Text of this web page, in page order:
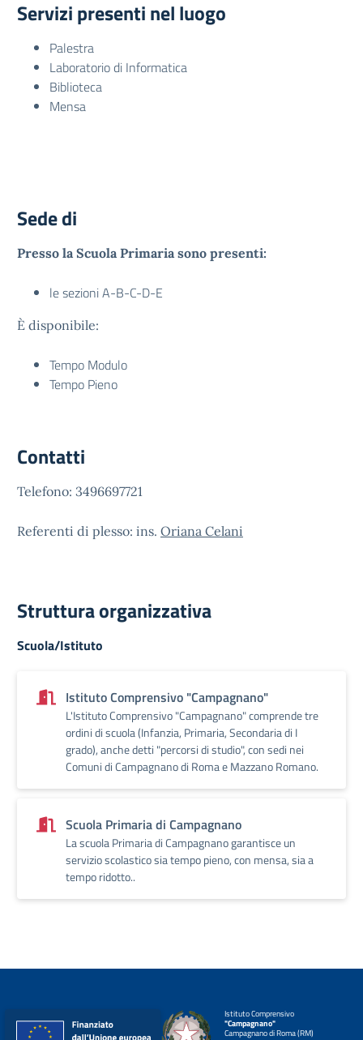
Servizi presenti nel luogo
Palestra
Laboratorio di Informatica
Biblioteca
Mensa
Sede di
Presso la Scuola Primaria sono presenti:
le sezioni A-B-C-D-E
È disponibile:
Tempo Modulo
Tempo Pieno
Contatti
Telefono: 3496697721
Referenti di plesso: ins. Oriana Celani
Struttura organizzativa
Scuola/Istituto
Istituto Comprensivo "Campagnano"
L'Istituto Comprensivo "Campagnano" comprende tre
ordini di scuola (Infanzia, Primaria, Secondaria di I
grado), anche detti "percorsi di studio", con sedi nei
Comuni di Campagnano di Roma e Mazzano Romano.
Scuola Primaria di Campagnano
La scuola Primaria di Campagnano garantisce un
servizio scolastico sia tempo pieno, con mensa, sia a
tempo ridotto..
Istituto Comprensivo
"Campagnano"
Campagnano di Roma (RM)